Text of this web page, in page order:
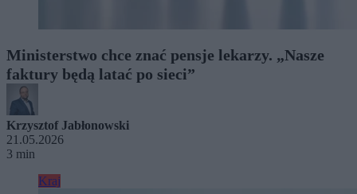
Ministerstwo chce znać pensje lekarzy. „Nasze
faktury będą latać po sieci”
Krzysztof Jabłonowski
21.05.2026
3 min
Kraj